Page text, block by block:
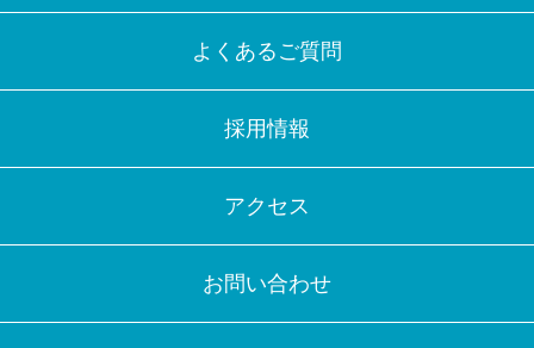
よくあるご質問
採用情報
アクセス
お問い合わせ